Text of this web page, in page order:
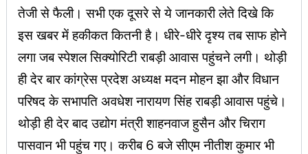
तेजी से फैली। सभी एक दूसरे से ये जानकारी लेते दिखे कि
इस खबर में हकीकत कितनी है। धीरे-धीरे दृश्य तब साफ होने
लगा जब स्पेशल सिक्योरिटी राबड़ी आवास पहुंचने लगी। थोड़ी
ही देर बार कांग्रेस प्रदेश अध्यक्ष मदन मोहन झा और विधान
परिषद के सभापति अवधेश नारायण सिंह राबड़ी आवास पहुंचे।
थोड़ी ही देर बाद उद्योग मंत्री शाहनवाज हुसैन और चिराग
पासवान भी पहुंच गए। करीब 6 बजे सीएम नीतीश कुमार भी